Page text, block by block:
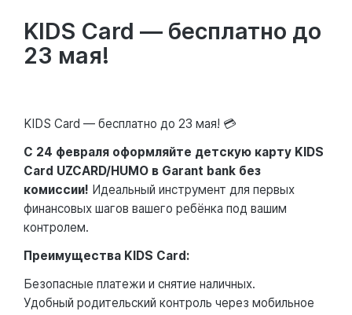
KIDS Card — бесплатно до
23 мая!
KIDS Card — бесплатно до 23 мая! 💳
С 24 февраля оформляйте детскую карту KIDS
Card UZCARD/HUMO в Garant bank без
комиссии! Идеальный инструмент для первых
финансовых шагов вашего ребёнка под вашим
контролем.
Преимущества KIDS Card:
Безопасные платежи и снятие наличных.
Удобный родительский контроль через мобильное